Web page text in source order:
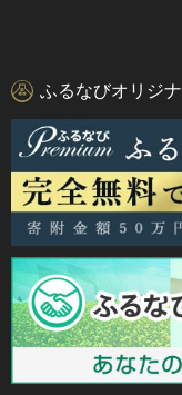
ふるなびオリジ